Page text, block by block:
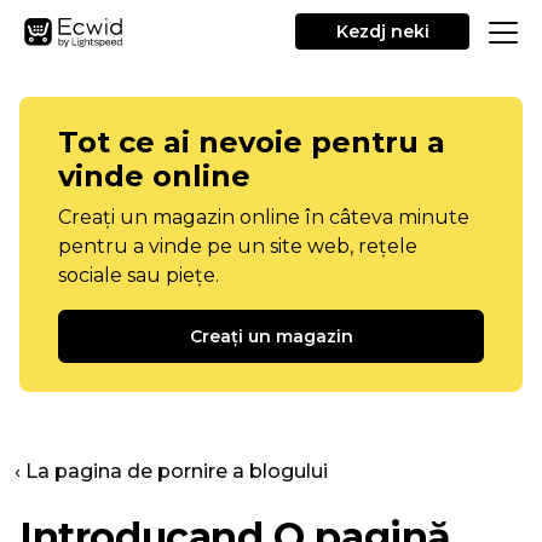
Kezdj neki
Tot ce ai nevoie pentru a
vinde online
Creați un magazin online în câteva minute
pentru a vinde pe un site web, rețele
sociale sau piețe.
Creați un magazin
‹ La pagina de pornire a blogului